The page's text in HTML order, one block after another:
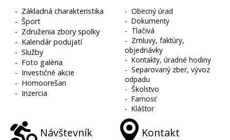
- Základná charakteristika
-Šport
- Združenia zbory spolky
- Kalendár podujatí
-Služby
- Foto galéria
- Investičné akcie
- Hornoorešan
- Inzercia
-Obecný úrad
-Dokumenty
- Tlačivá
- Zmluvy, faktúry,
objednávky
-Kontakty, úradné hodiny
-Separovaný zber, vývoz
odpadu
-Školstvo
-Farnosť
-Kláštor
Návštevník Kontakt